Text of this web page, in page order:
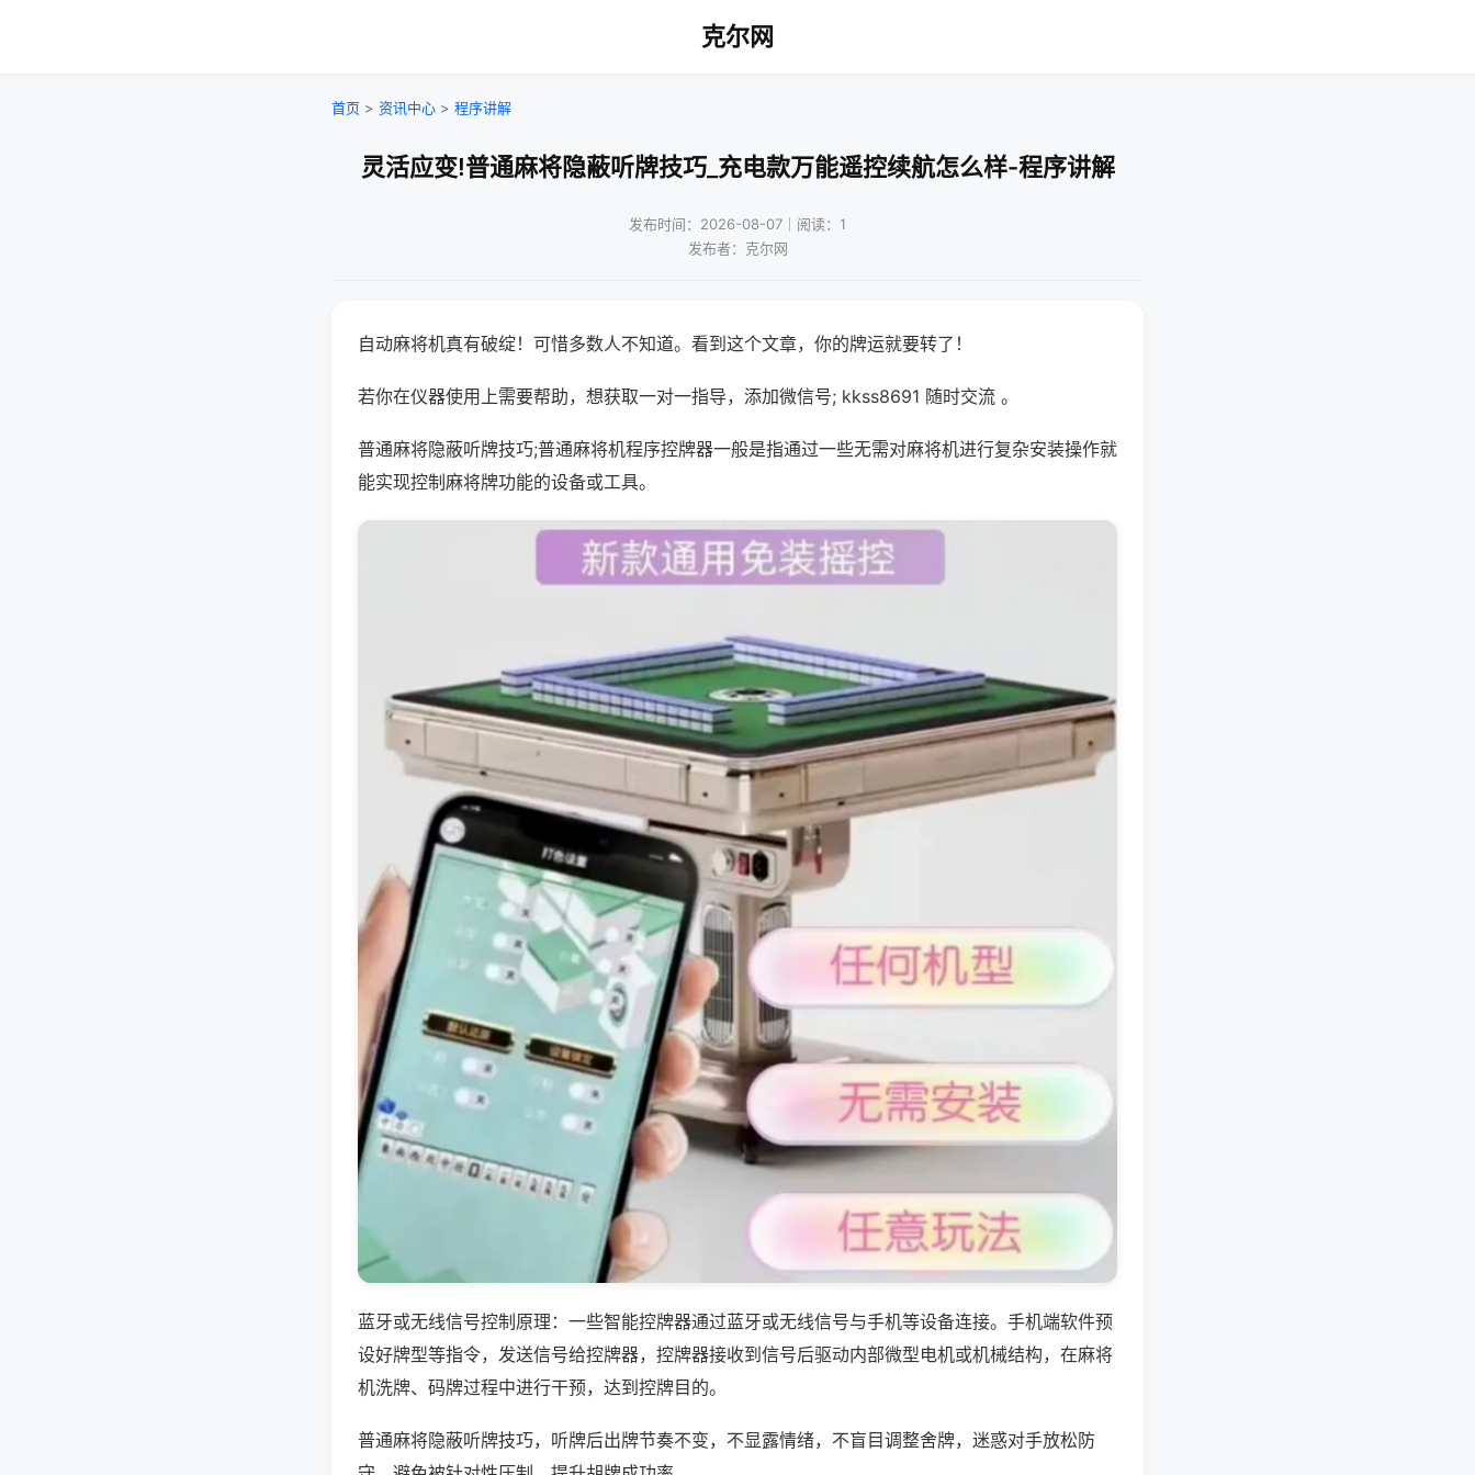
克尔网
首页 > 资讯中心 > 程序讲解
灵活应变!普通麻将隐蔽听牌技巧_充电款万能遥控续航怎么样-程序讲解
发布时间：2026-08-07｜阅读：1
发布者：克尔网
自动麻将机真有破绽！可惜多数人不知道。看到这个文章，你的牌运就要转了！
若你在仪器使用上需要帮助，想获取一对一指导，添加微信号; kkss8691 随时交流 。
普通麻将隐蔽听牌技巧;普通麻将机程序控牌器一般是指通过一些无需对麻将机进行复杂安装操作就
能实现控制麻将牌功能的设备或工具。
蓝牙或无线信号控制原理：一些智能控牌器通过蓝牙或无线信号与手机等设备连接。手机端软件预
设好牌型等指令，发送信号给控牌器，控牌器接收到信号后驱动内部微型电机或机械结构，在麻将
机洗牌、码牌过程中进行干预，达到控牌目的。
普通麻将隐蔽听牌技巧，听牌后出牌节奏不变，不显露情绪，不盲目调整舍牌，迷惑对手放松防